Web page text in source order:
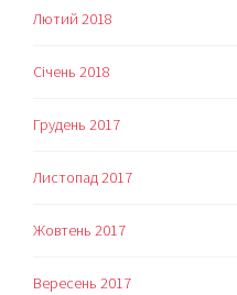
Лютий 2018
Січень 2018
Грудень 2017
Листопад 2017
Жовтень 2017
Вересень 2017